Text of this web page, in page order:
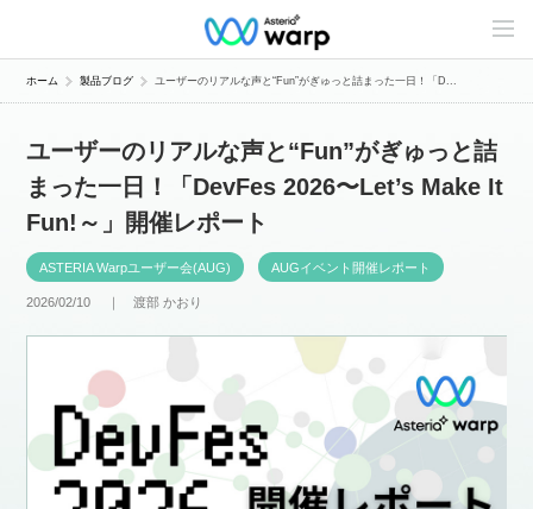
C
n
e
i
ホーム 製品ブログ ユーザーのリアルな声と“Fun”がぎゅっと詰まった一日！「D...
ユーザーのリアルな声と“Fun”がぎゅっと詰
まった一日！「DevFes 2026〜Let’s Make It
Fun!～」開催レポート
ASTERIA Warpユーザー会(AUG) AUGイベント開催レポート
2026/02/10 ｜渡部 かおり